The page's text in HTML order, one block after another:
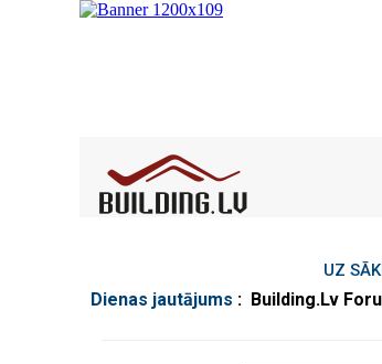
UZ
Dienas jautājums : Building.Lv